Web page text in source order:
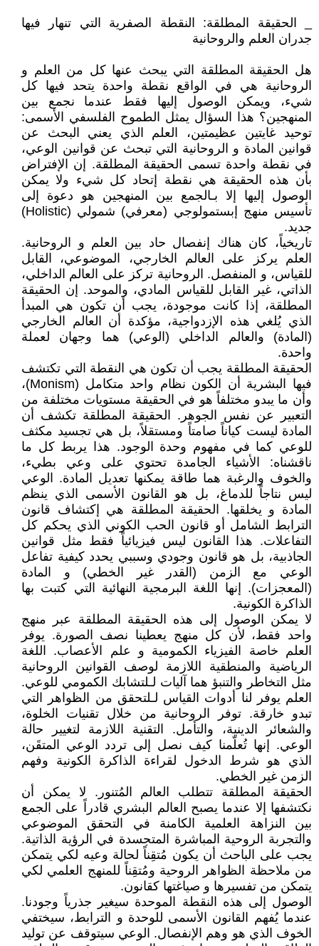
_ الحقيقة المطلقة: النقطة الصفرية التي تنهار فيها
جدران العلم والروحانية
هل الحقيقة المطلقة التي يبحث عنها كل من العلم و
الروحانية هي في الواقع نقطة واحدة يتحد فيها كل
شيء، ويمكن الوصول إليها فقط عندما نجمع بين
المنهجين؟ هذا السؤال يمثل الطموح الفلسفي الأسمى:
توحيد غايتين عظيمتين، العلم الذي يعني البحث عن
قوانين المادة و الروحانية التي تبحث عن قوانين الوعي،
في نقطة واحدة تسمى الحقيقة المطلقة. إن الإفتراض
بأن هذه الحقيقة هي نقطة إتحاد كل شيء ولا يمكن
الوصول إليها إلا بـالجمع بين المنهجين هو دعوة إلى
تأسيس منهج إبستمولوجي (معرفي) شمولي (Holistic)
جديد.
تاريخياً، كان هناك إنفصال حاد بين العلم و الروحانية.
العلم يركز على العالم الخارجي، الموضوعي، القابل
للقياس، و المنفصل. الروحانية تركز على العالم الداخلي،
الذاتي، غير القابل للقياس المادي، والموحد. إن الحقيقة
المطلقة، إذا كانت موجودة، يجب أن تكون هي المبدأ
الذي يُلغي هذه الإزدواجية، مؤكدة أن العالم الخارجي
(المادة) والعالم الداخلي (الوعي) هما وجهان لعملة
واحدة.
الحقيقة المطلقة يجب أن تكون هي النقطة التي تكتشف
فيها البشرية أن الكون نظام واحد متكامل (Monism)،
وأن ما يبدو مختلفاً هو في الحقيقة مستويات مختلفة من
التعبير عن نفس الجوهر. الحقيقة المطلقة تكشف أن
المادة ليست كياناً صامتاً ومستقلاً، بل هي تجسيد مكثف
للوعي كما في مفهوم وحدة الوجود. هذا يربط كل ما
ناقشناه: الأشياء الجامدة تحتوي على وعي بطيء،
والخوف والرغبة هما طاقة يمكنها تعديل المادة. الوعي
ليس نتاجاً للدماغ، بل هو القانون الأسمى الذي ينظم
المادة و يخلقها. الحقيقة المطلقة هي إكتشاف قانون
الترابط الشامل أو قانون الحب الكوني الذي يحكم كل
التفاعلات. هذا القانون ليس فيزيائياً فقط مثل قوانين
الجاذبية، بل هو قانون وجودي وسببي يحدد كيفية تفاعل
الوعي مع الزمن (القدر غير الخطي) و المادة
(المعجزات). إنها اللغة البرمجية النهائية التي كتبت بها
الذاكرة الكونية.
لا يمكن الوصول إلى هذه الحقيقة المطلقة عبر منهج
واحد فقط، لأن كل منهج يعطينا نصف الصورة. يوفر
العلم خاصة الفيزياء الكمومية و علم الأعصاب. اللغة
الرياضية والمنطقية اللازمة لوصف القوانين الروحانية
مثل التخاطر والتنبؤ هما آليات لـلتشابك الكمومي للوعي.
العلم يوفر لنا أدوات القياس لـلتحقق من الظواهر التي
تبدو خارقة. توفر الروحانية من خلال تقنيات الخلوة،
والشعائر الدينية، والتأمل. التقنية اللازمة لتغيير حالة
الوعي. إنها تُعلّمنا كيف نصل إلى تردد الوعي المتقَن،
الذي هو شرط الدخول لقراءة الذاكرة الكونية وفهم
الزمن غير الخطي.
الحقيقة المطلقة تتطلب العالم المُتنور. لا يمكن أن
نكتشفها إلا عندما يصبح العالم البشري قادراً على الجمع
بين النزاهة العلمية الكامنة في التحقق الموضوعي
والتجربة الروحية المباشرة المتجسدة في الرؤية الذاتية.
يجب على الباحث أن يكون مُتقِناً لحالة وعيه لكي يتمكن
من ملاحظة الظواهر الروحية ومُتقِناً للمنهج العلمي لكي
يتمكن من تفسيرها و صياغتها كقانون.
الوصول إلى هذه النقطة الموحدة سيغير جذرياً وجودنا.
عندما يُفهم القانون الأسمى للوحدة و الترابط، سيختفي
الخوف الذي هو وهم الإنفصال. الوعي سيتوقف عن توليد